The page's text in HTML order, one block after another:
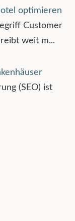
optimieren
Customer
weit m...
(SEO) ist